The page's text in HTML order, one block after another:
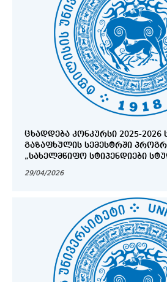
ᲪᲮᲐᲓᲓᲔᲑᲐ ᲙᲝᲜᲙᲣᲠᲡᲘ 2025-2026 ᲡᲐᲡᲬᲐᲕᲚᲝ ᲬᲚᲘᲡ
ᲒᲐᲖᲐᲤᲮᲣᲚᲘᲡ ᲡᲔᲛᲔᲡᲢᲠᲨᲘ
„ᲡᲐᲮᲔᲚᲛᲬᲘᲤᲝ ᲡᲢᲘᲞᲔᲜᲓᲘᲔᲑᲘ
29/04/2026